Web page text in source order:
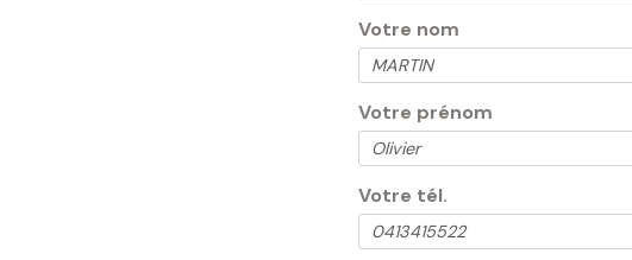
Votre nom
Votre prénom
Votre tél.